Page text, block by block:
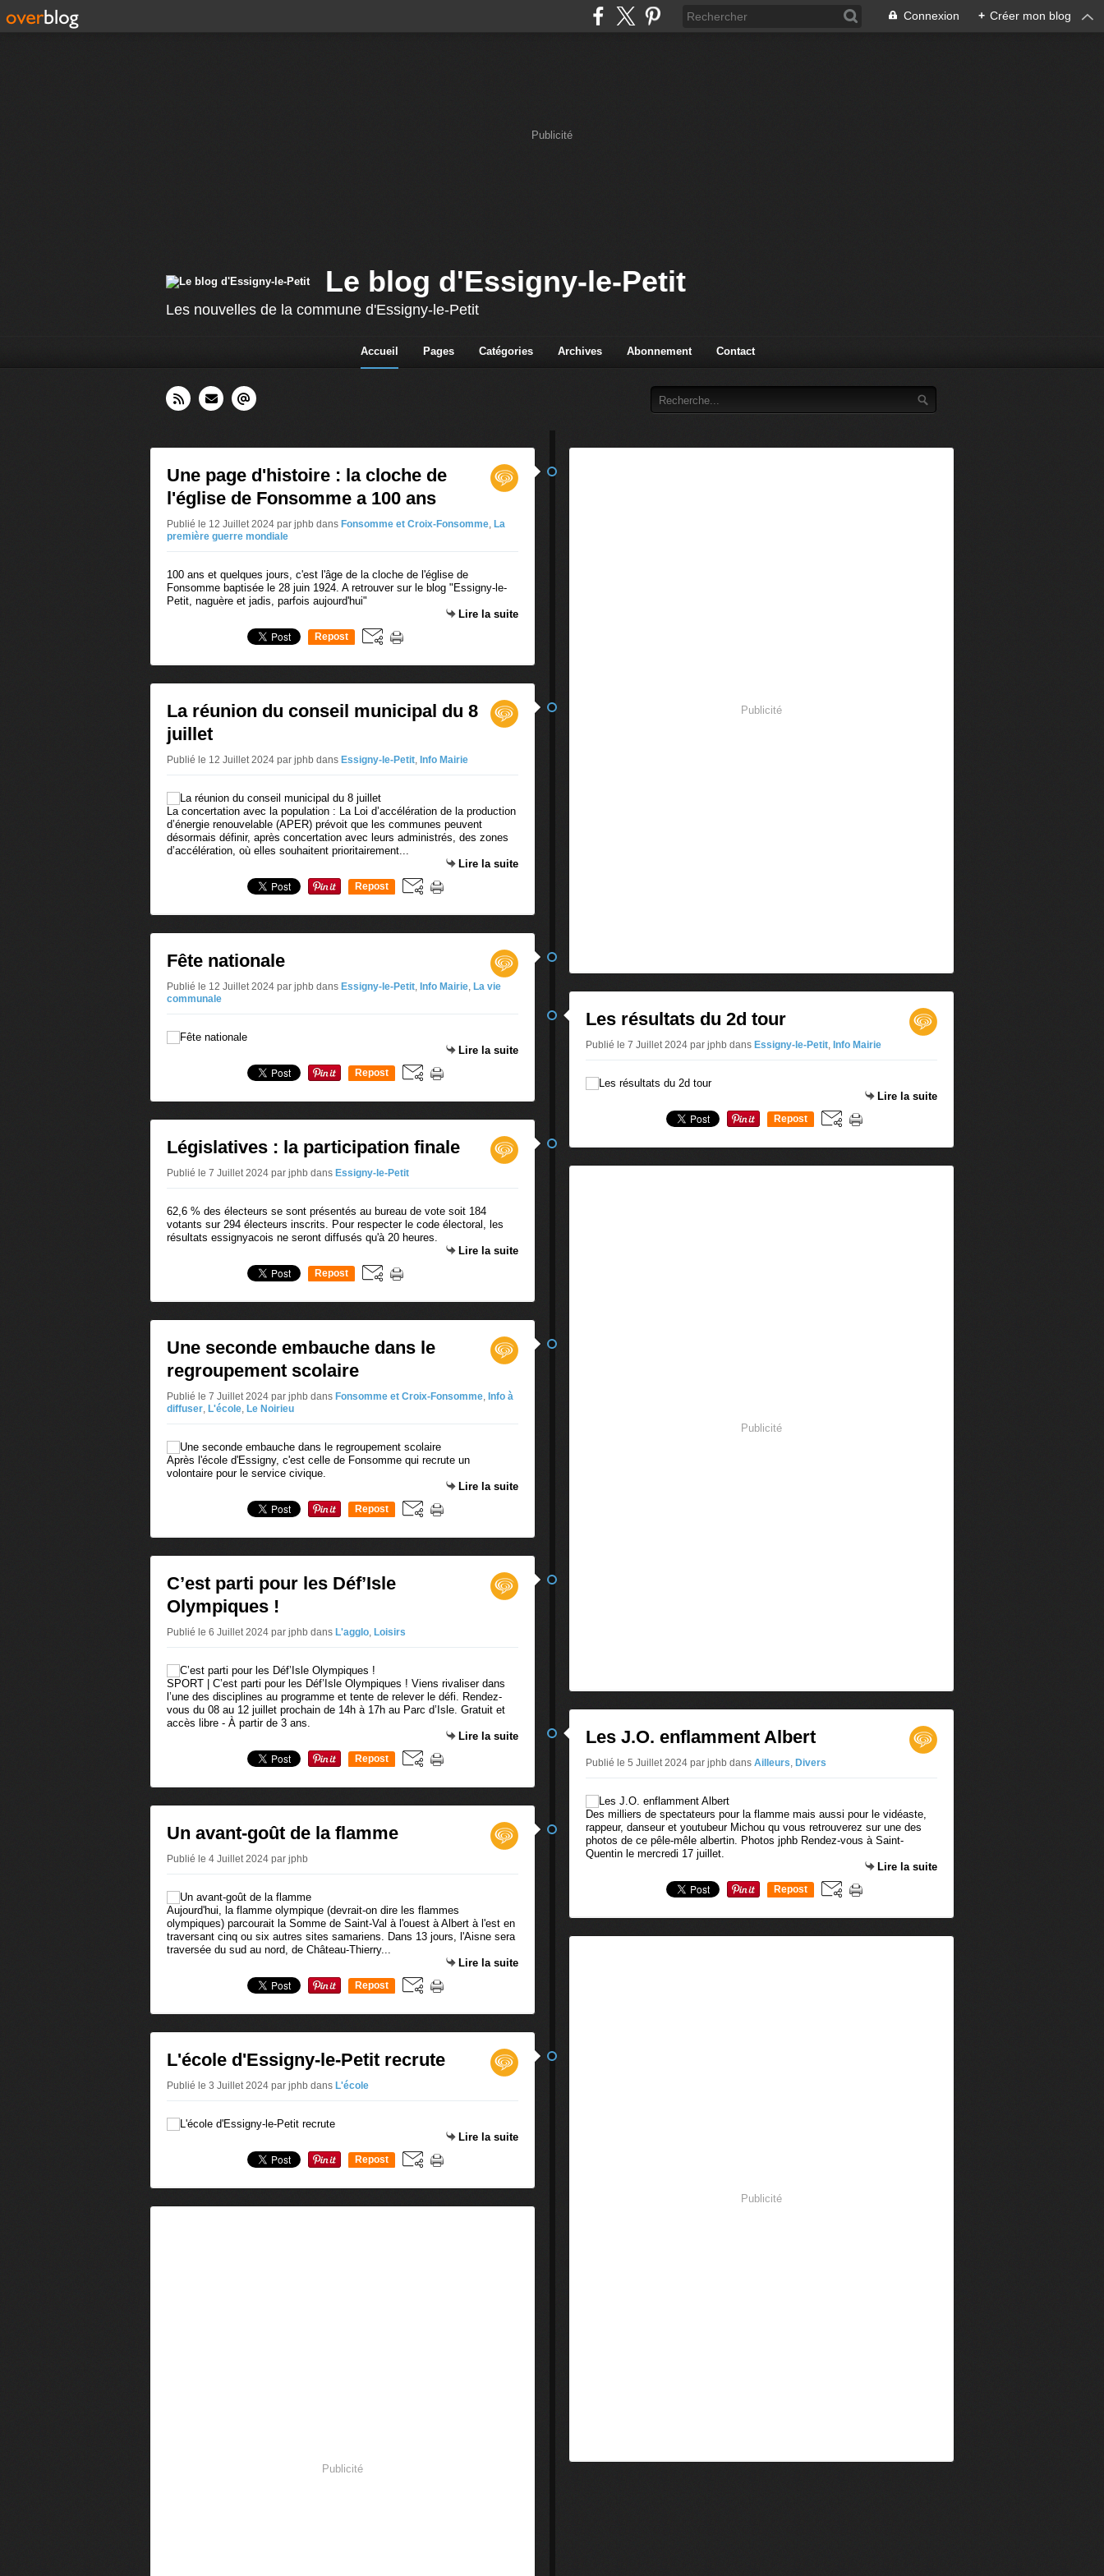
Connexion + Créer mon blog
Publicité
Le blog d'Essigny-le-Petit
Les nouvelles de la commune d'Essigny-le-Petit
Accueil Pages Catégories Archives Abonnement Contact
Une page d'histoire : la cloche de
l'église de Fonsomme a 100 ans
Publié le 12 Juillet 2024 par jphb dans Fonsomme et Croix-Fonsomme, La
première guerre mondiale
100 ans et quelques jours, c'est l'âge de la cloche de l'église de
Fonsomme baptisée le 28 juin 1924. A retrouver sur le blog "Essigny-le-
Petit, naguère et jadis, parfois aujourd'hui"
Lire la suite
Repost
La réunion du conseil municipal du 8
juillet
Publié le 12 Juillet 2024 par jphb dans Essigny-le-Petit, Info Mairie
La concertation avec la population : La Loi d’accélération de la production
d’énergie renouvelable (APER) prévoit que les communes peuvent
désormais définir, après concertation avec leurs administrés, des zones
d’accélération, où elles souhaitent prioritairement...
Lire la suite
Repost
Fête nationale
Publié le 12 Juillet 2024 par jphb dans Essigny-le-Petit, Info Mairie, La vie
communale
Lire la suite
Repost
Législatives : la participation finale
Publié le 7 Juillet 2024 par jphb dans Essigny-le-Petit
62,6 % des électeurs se sont présentés au bureau de vote soit 184
votants sur 294 électeurs inscrits. Pour respecter le code électoral, les
résultats essignyacois ne seront diffusés qu'à 20 heures.
Lire la suite
Repost
Une seconde embauche dans le
regroupement scolaire
Publié le 7 Juillet 2024 par jphb dans Fonsomme et Croix-Fonsomme, Info à
diffuser, L'école, Le Noirieu
Après l'école d'Essigny, c'est celle de Fonsomme qui recrute un
volontaire pour le service civique.
Lire la suite
Repost
C’est parti pour les Déf’Isle
Olympiques !
Publié le 6 Juillet 2024 par jphb dans L'agglo, Loisirs
SPORT | C’est parti pour les Déf’Isle Olympiques ! Viens rivaliser dans
l’une des disciplines au programme et tente de relever le défi. Rendez-
vous du 08 au 12 juillet prochain de 14h à 17h au Parc d’Isle. Gratuit et
accès libre - À partir de 3 ans.
Lire la suite
Repost
Un avant-goût de la flamme
Publié le 4 Juillet 2024 par jphb
Aujourd'hui, la flamme olympique (devrait-on dire les flammes
olympiques) parcourait la Somme de Saint-Val à l'ouest à Albert à l'est en
traversant cinq ou six autres sites samariens. Dans 13 jours, l'Aisne sera
traversée du sud au nord, de Château-Thierry...
Lire la suite
Repost
L'école d'Essigny-le-Petit recrute
Publié le 3 Juillet 2024 par jphb dans L'école
Lire la suite
Repost
Publicité
Publicité
Les résultats du 2d tour
Publié le 7 Juillet 2024 par jphb dans Essigny-le-Petit, Info Mairie
Lire la suite
Repost
Publicité
Les J.O. enflamment Albert
Publié le 5 Juillet 2024 par jphb dans Ailleurs, Divers
Des milliers de spectateurs pour la flamme mais aussi pour le vidéaste,
rappeur, danseur et youtubeur Michou qu vous retrouverez sur une des
photos de ce pêle-mêle albertin. Photos jphb Rendez-vous à Saint-
Quentin le mercredi 17 juillet.
Lire la suite
Repost
Publicité